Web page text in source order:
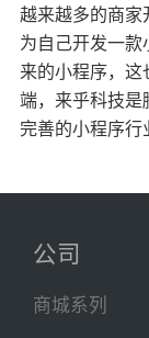
越来越多的商
为自己开发一
来的小程序，
端，来乎科技
完善的小程序行
公司
商城系列